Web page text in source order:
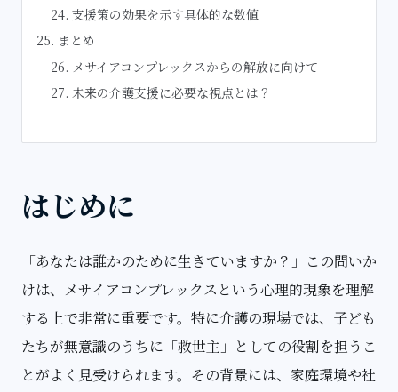
支援策の効果を示す具体的な数値
まとめ
メサイアコンプレックスからの解放に向けて
未来の介護支援に必要な視点とは？
はじめに
「あなたは誰かのために生きていますか？」この問いか
けは、メサイアコンプレックスという心理的現象を理解
する上で非常に重要です。特に介護の現場では、子ども
たちが無意識のうちに「救世主」としての役割を担うこ
とがよく見受けられます。その背景には、家庭環境や社